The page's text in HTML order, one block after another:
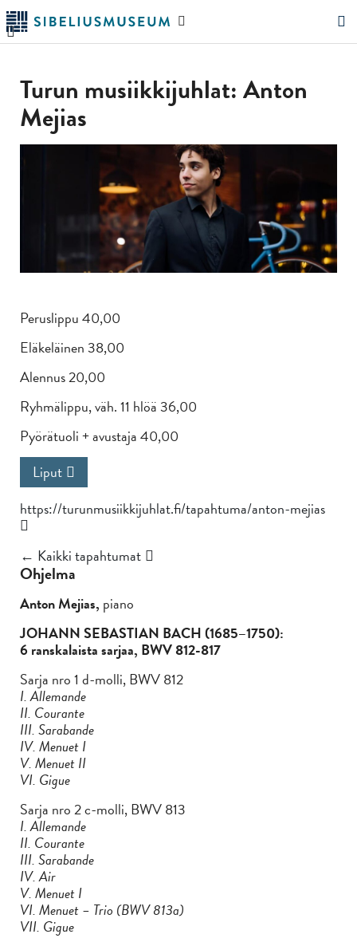
Siirry
pääsisältöön
Hae
Turun musiikkijuhlat: Anton
Mejias
Peruslippu 40,00
Eläkeläinen 38,00
Alennus 20,00
Ryhmälippu, väh. 11 hlöä 36,00
Pyörätuoli + avustaja 40,00
Liput
https://turunmusiikkijuhlat.fi/tapahtuma/anton-mejias
← Kaikki tapahtumat
Ohjelma
Anton Mejias, piano
JOHANN SEBASTIAN BACH (1685–1750):
6 ranskalaista sarjaa, BWV 812-817
Sarja nro 1 d-molli, BWV 812
I. Allemande
II. Courante
III. Sarabande
IV. Menuet I
V. Menuet II
VI. Gigue
Sarja nro 2 c-molli, BWV 813
I. Allemande
II. Courante
III. Sarabande
IV. Air
V. Menuet I
VI. Menuet – Trio (BWV 813a)
VII. Gigue